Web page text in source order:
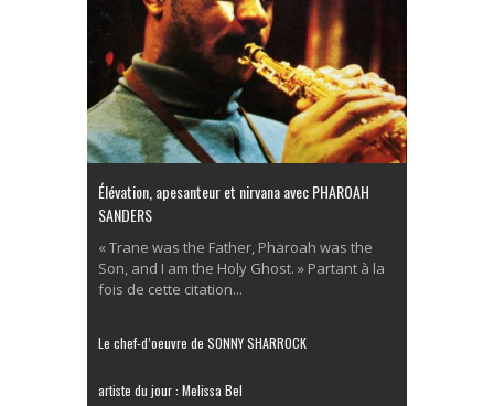
Élévation, apesanteur et nirvana avec PHAROAH
SANDERS
« Trane was the Father, Pharoah was the
Son, and I am the Holy Ghost. » Partant à la
fois de cette citation...
Le chef-d’oeuvre de SONNY SHARROCK
artiste du jour : Melissa Bel